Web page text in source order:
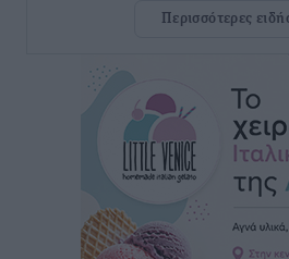
δεν τα καθαρίσει – Πώς
Τοπικές Ειδήσεις
Πού κινούνται οι κρατήσεις
από Γερμανούς
πριν 2 ώρες
Οδηγός στη Ρόδο τράκαρε
Περισσότερες